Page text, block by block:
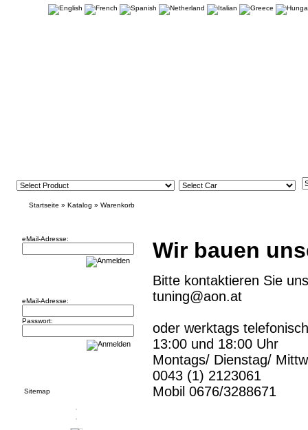
Startseite » Katalog » Warenkorb
eMail-Adresse:
eMail-Adresse:
Passwort:
Sitemap
Wir bauen
Bitte kontaktieren Sie
tuning@aon.at
oder werktags
13:00 und 18:00 Uhr
Montags/ Dienstag/
0043 (1) 2123061
Mobil 0676/3288671